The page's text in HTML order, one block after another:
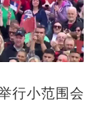
行小范围会